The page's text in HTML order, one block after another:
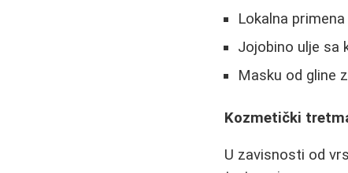
Lokalna
Jojobino ulje sa
Masku od gline
Kozmetički
U zavisnosti od